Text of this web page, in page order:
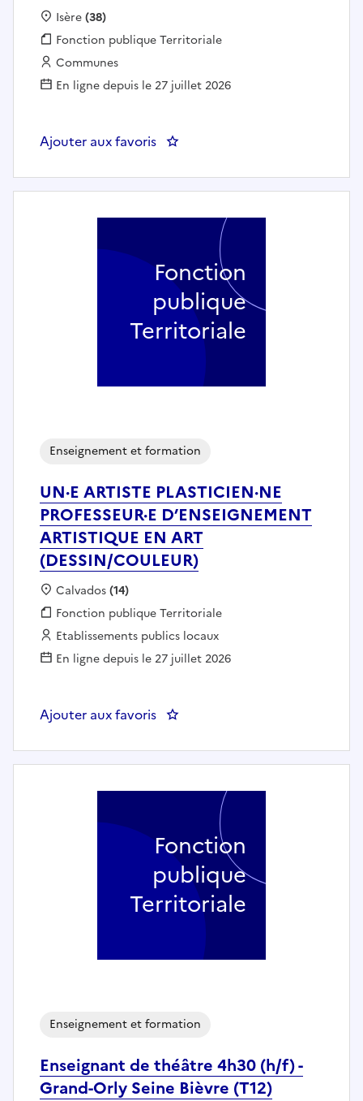
Localisation :
Isère(38)
Fonction publique :
Fonction publique Territoriale
Employeur :
Communes
En ligne depuis le 27 juillet 2026
Ajouter aux favoris : intervenant en milieu scolaire -
UN·E ARTISTE PLASTICIEN·NE
PROFESSEUR·E D’ENSEIGNEMENT
ARTISTIQUE EN ART
(DESSIN/COULEUR)
Enseignement et formation
Localisation :
Calvados(14)
Fonction publique :
Fonction publique Territoriale
Employeur :
Etablissements publics locaux
En ligne depuis le 27 juillet 2026
Ajouter aux favoris
Fonction
publique
Territoriale
Enseignant de théâtre 4h30 (h/f) -
Grand-Orly Seine Bièvre (T12)
Enseignement et formation
Fonction
publique
Territoriale